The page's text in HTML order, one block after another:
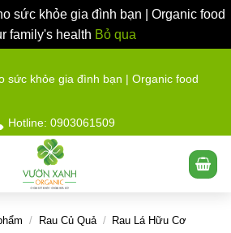
sức khỏe gia đình bạn | Organic food
family's health Bỏ qua
sức khỏe gia đình bạn | Organic food
Hotline: 0903061509
/ Rau Củ Quả / Rau Lá Hữu Cơ